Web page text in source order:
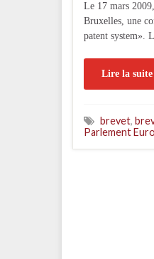
Le 17 mars
Bruxelles, une
patent system».
Lire la suite
brevet,
Parlement